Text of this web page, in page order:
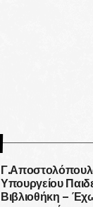
Υπουργείου
Βιβλιοθήκη –